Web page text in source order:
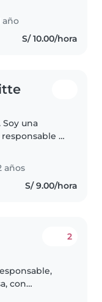
con los
año
S/ 10.00/hora
Soy una
y
donde los
sentirse
años
S/ 9.00/hora
2
con